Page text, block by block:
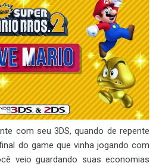
com seu 3DS, quando de repente
do game que vinha jogando com
veio guardando suas economias